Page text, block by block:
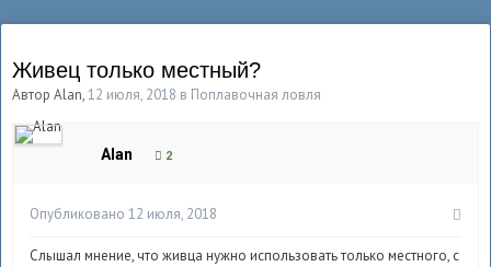
Живец только местный?
Автор Alan,12 июля, 2018 в Поплавочная ловля
Alan 2
Опубликовано 12 июля, 2018
Слышал мнение, что живца нужно использовать только местного, с